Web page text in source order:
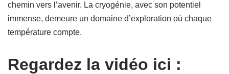
chemin vers l’avenir. La cryogénie, avec son potentiel
immense, demeure un domaine d’exploration où chaque
température compte.
Regardez la vidéo ici :